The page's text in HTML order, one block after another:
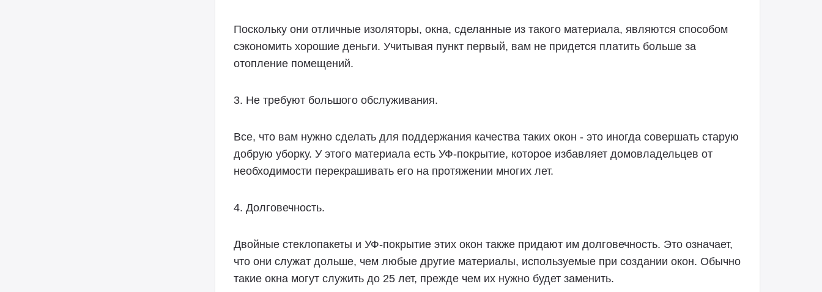
Поскольку они отличные изоляторы, окна, сделанные из такого материала, являются способом
сэкономить хорошие деньги. Учитывая пункт первый, вам не придется платить больше за
отопление помещений.
3. Не требуют большого обслуживания.
Все, что вам нужно сделать для поддержания качества таких окон - это иногда совершать старую
добрую уборку. У этого материала есть УФ-покрытие, которое избавляет домовладельцев от
необходимости перекрашивать его на протяжении многих лет.
4. Долговечность.
Двойные стеклопакеты и УФ-покрытие этих окон также придают им долговечность. Это означает,
что они служат дольше, чем любые другие материалы, используемые при создании окон. Обычно
такие окна могут служить до 25 лет, прежде чем их нужно будет заменить.